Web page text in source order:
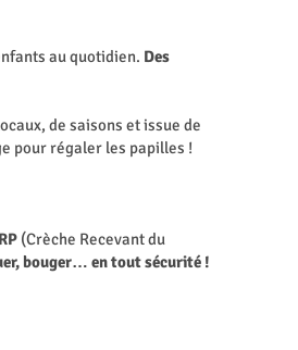
au quotidien. Des
de saisons et issue de
pour régaler les papilles !
(Crèche Recevant du
bouger… en tout sécurité !